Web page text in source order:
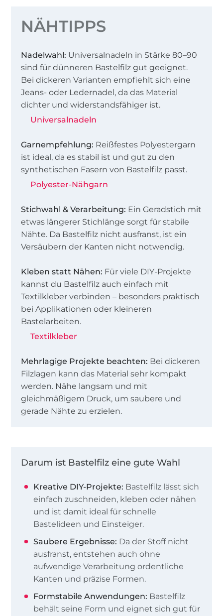
NÄHTIPPS
Nadelwahl: Universalnadeln in Stärke 80–90
sind für dünneren Bastelfilz gut geeignet.
Bei dickeren Varianten empfiehlt sich eine
Jeans- oder Ledernadel, da das Material
dichter und widerstandsfähiger ist.
Universalnadeln
Garnempfehlung: Reißfestes Polyestergarn
ist ideal, da es stabil ist und gut zu den
synthetischen Fasern von Bastelfilz passt.
Polyester-Nähgarn
Stichwahl & Verarbeitung: Ein Geradstich mit
etwas längerer Stichlänge sorgt für stabile
Nähte. Da Bastelfilz nicht ausfranst, ist ein
Versäubern der Kanten nicht notwendig.
Kleben statt Nähen: Für viele DIY-Projekte
kannst du Bastelfilz auch einfach mit
Textilkleber verbinden – besonders praktisch
bei Applikationen oder kleineren
Bastelarbeiten.
Textilkleber
Mehrlagige Projekte beachten: Bei dickeren
Filzlagen kann das Material sehr kompakt
werden. Nähe langsam und mit
gleichmäßigem Druck, um saubere und
gerade Nähte zu erzielen.
Darum ist Bastelfilz eine gute Wahl
Kreative DIY-Projekte: Bastelfilz lässt sich
einfach zuschneiden, kleben oder nähen
und ist damit ideal für schnelle
Bastelideen und Einsteiger.
Saubere Ergebnisse: Da der Stoff nicht
ausfranst, entstehen auch ohne
aufwendige Verarbeitung ordentliche
Kanten und präzise Formen.
Formstabile Anwendungen: Bastelfilz
behält seine Form und eignet sich gut für